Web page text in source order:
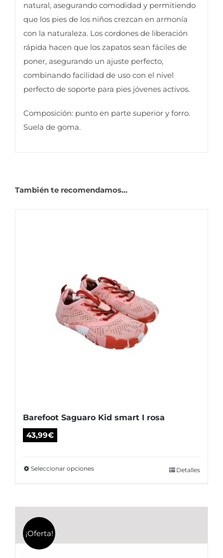
natural, asegurando comodidad y permitiendo
que los pies de los niños crezcan en armonía
con la naturaleza. Los cordones de liberación
rápida hacen que los zapatos sean fáciles de
poner, asegurando un ajuste perfecto,
combinando facilidad de uso con el nivel
perfecto de soporte para pies jóvenes activos.
Composición: punto en parte superior y forro.
Suela de goma.
También te recomendamos…
Barefoot Saguaro Kid smart I rosa
43,99€
Seleccionar opcionesEste
Detalles
¡Oferta!